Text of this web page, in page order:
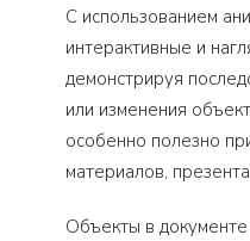
С использованием
интерактивные и
демонстрируя
или изменения
особенно полезно
материалов,
Объекты в